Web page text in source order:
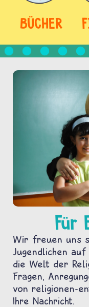
BÜCHER
Für
Wir freuen uns
Jugendlichen
die Welt der
Fragen,
von religionen-
Ihre Nachricht.